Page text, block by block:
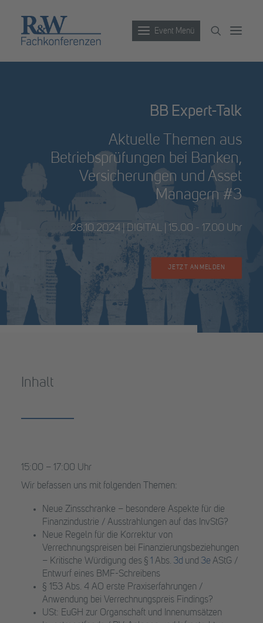
Event Menü
Partner werden
Newsletter
Archiv
BB Expert-Talk
Aktuelle Themen aus
Betriebsprüfungen bei Banken,
Versicherungen und Asset
Managern #3
28.10.2024 | DIGITAL | 15.00 - 17.00 Uhr
JETZT ANMELDEN
Inhalt
15:00 – 17:00 Uhr
Wir befassen uns mit folgenden Themen:
Neue Zinsschranke – besondere Aspekte für die
Finanzindustrie / Ausstrahlungen auf das InvStG?
Neue Regeln für die Korrektur von
Verrechnungspreisen bei Finanzierungsbeziehungen
– Kritische Würdigung des § 1 Abs. 3d und 3e AStG /
Entwurf eines BMF-Schreibens
§ 153 Abs. 4 AO erste Praxiserfahrungen /
Anwendung bei Verrechnungspreis Findings?
USt: EuGH zur Organschaft und Innenumsätzen